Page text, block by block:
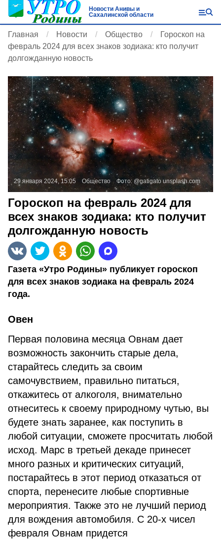
Новости Анивы и
Сахалинской области
Главная Новости Общество
Гороскоп на
февраль 2024 для всех знаков зодиака: кто получит
долгожданную новость
29 января 2024, 15:05 Общество Фото: @gatigato unsplash.com
Гороскоп на февраль 2024 для
всех знаков зодиака: кто получит
долгожданную новость
Газета «Утро Родины» публикует гороскоп
для всех знаков зодиака на февраль 2024
года.
Овен
Первая половина месяца Овнам дает
возможность закончить старые дела,
старайтесь следить за своим
самочувствием, правильно питаться,
откажитесь от алкоголя, внимательно
отнеситесь к своему природному чутью, вы
будете знать заранее, как поступить в
любой ситуации, сможете просчитать любой
исход. Марс в третьей декаде принесет
много разных и критических ситуаций,
постарайтесь в этот период отказаться от
спорта, перенесите любые спортивные
мероприятия. Также это не лучший период
для вождения автомобиля. С 20-х чисел
февраля Овнам придется